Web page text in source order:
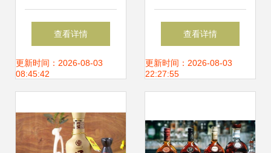
江之畔飘酒香——
泸水市怒爽精酿啤
查看详情
更新时间：2026-08-03
08:45:42
书、一知己，共饮
人间滋味
查看详情
更新时间：2026-08-03
22:27:55